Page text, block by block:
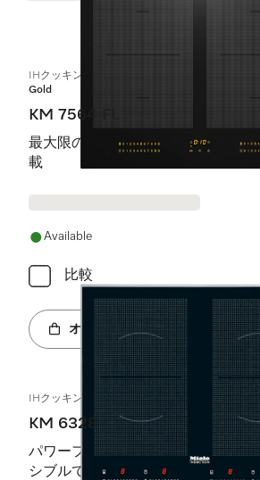
IHクッキングヒーター
Gold
KM 7564 FL
最大限のパワーを発揮する2
載
Available
比較
オンラインショップへ
IHクッキングヒーター
KM 6328
パワーフレックス調理台が2つある
シブルで性能が非常に高くなって